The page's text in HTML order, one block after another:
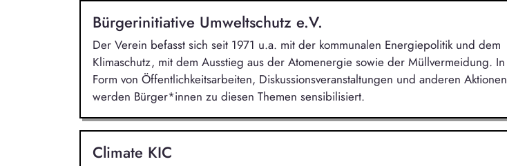
Bürgerinitiative Umweltschutz e.V.
Der Verein befasst sich seit 1971 u.a. mit der kommunalen Energiepolitik und dem
Klimaschutz, mit dem Ausstieg aus der Atomenergie sowie der Müllvermeidung. In
Form von Öffentlichkeitsarbeiten, Diskussionsveranstaltungen und anderen Aktionen
werden Bürger*innen zu diesen Themen sensibilisiert.
Climate KIC